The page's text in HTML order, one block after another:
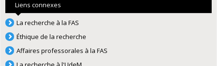
Liens connexes
La recherche à la FAS
Éthique de la recherche
Affaires professorales à la FAS